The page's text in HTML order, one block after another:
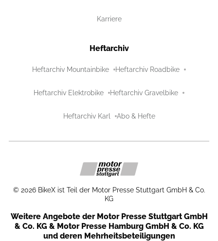
Karriere
Heftarchiv
Heftarchiv Mountainbike Heftarchiv Roadbike
Heftarchiv Elektrobike Heftarchiv Gravelbike
Heftarchiv Karl Abo & Hefte
© 2026 BikeX ist Teil der Motor Presse Stuttgart GmbH & Co.
KG
Weitere Angebote der Motor Presse Stuttgart GmbH
& Co. KG & Motor Presse Hamburg GmbH & Co. KG
und deren Mehrheitsbeteiligungen